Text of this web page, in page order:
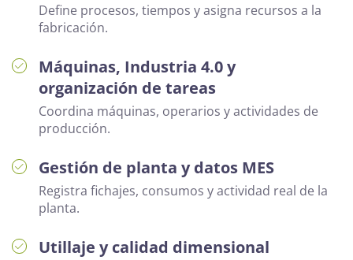
Define procesos, tiempos y asigna recursos a la
fabricación.
Máquinas, Industria 4.0 y
organización de tareas
Coordina máquinas, operarios y actividades de
producción.
Gestión de planta y datos MES
Registra fichajes, consumos y actividad real de la
planta.
Utillaje y calidad dimensional